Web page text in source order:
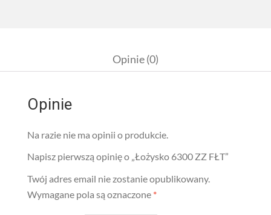
Opinie (0)
Opinie
Na razie nie ma opinii o produkcie.
Napisz pierwszą opinię o „Łożysko 6300 ZZ FŁT”
Twój adres email nie zostanie opublikowany.
Wymagane pola są oznaczone *